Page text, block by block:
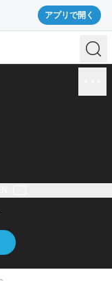
アプリで開く